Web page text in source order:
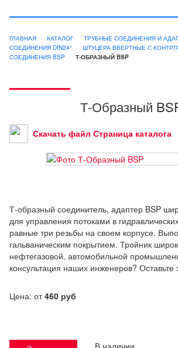
ГЛАВНАЯ КАТАЛОГ
ТРУБНЫЕ СОЕДИНЕНИЯ И
СОЕДИНЕНИЯ DIN24°
ШТУЦЕРА ВВЕРТНЫЕ С
СОЕДИНЕНИЯ BSP
Т-ОБРАЗНЫЙ BSP
Т-Образный
Скачать файл Страница каталога
Т-образный соединитель, адаптер BSP
для управления потоками в
равные три резьбы на своем корпусе.
гальваническим покрытием. Тройник
нефтегазовой, автомобильной
консультация наших инженеров? Оставьте
Цена: от460 руб
В наличии